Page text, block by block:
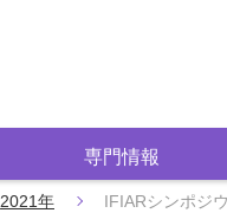
専門情報
2021年 IFIARシンポジ